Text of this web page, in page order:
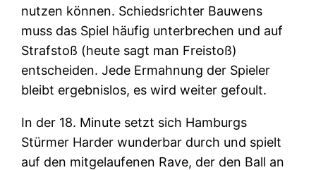
nutzen können. Schiedsrichter Bauwens
muss das Spiel häufig unterbrechen und auf
Strafstoß (heute sagt man Freistoß)
entscheiden. Jede Ermahnung der Spieler
bleibt ergebnislos, es wird weiter gefoult.
In der 18. Minute setzt sich Hamburgs
Stürmer Harder wunderbar durch und spielt
auf den mitgelaufenen Rave, der den Ball an